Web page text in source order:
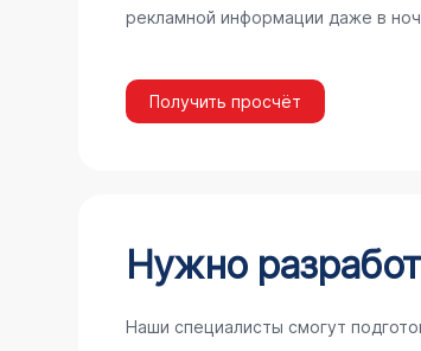
рекламной информации даже в
Получить просчёт
Нужно
Наши специалисты смогут